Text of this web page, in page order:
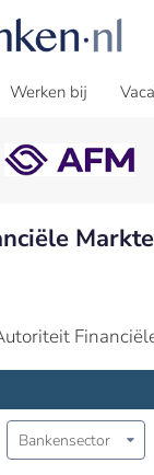
Werken bij
Bankensector